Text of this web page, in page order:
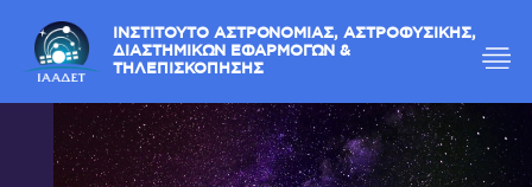
ΙΝΣΤΙΤΟΥΤΟ ΑΣΤΡΟΝΟΜΙΑΣ, ΑΣΤΡΟΦΥΣΙΚΗΣ,
ΔΙΑΣΤΗΜΙΚΩΝ ΕΦΑΡΜΟΓΩΝ &
ΤΗΛΕΠΙΣΚΟΠΗΣΗΣ